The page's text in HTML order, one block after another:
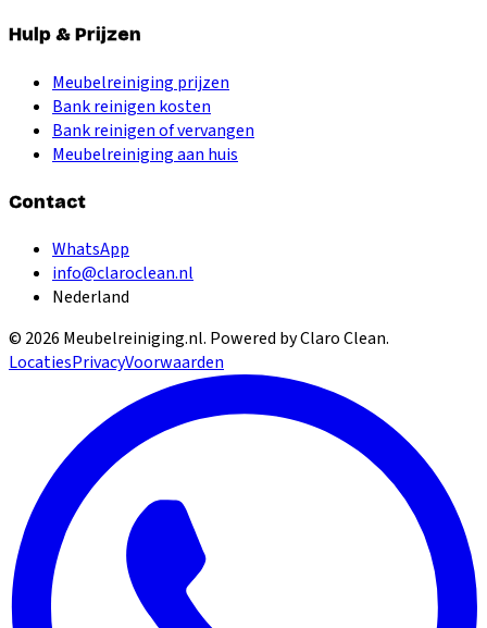
Hulp & Prijzen
Meubelreiniging prijzen
Bank reinigen kosten
Bank reinigen of vervangen
Meubelreiniging aan huis
Contact
WhatsApp
info@claroclean.nl
Nederland
© 2026 Meubelreiniging.nl. Powered by Claro Clean.
LocatiesPrivacyVoorwaarden